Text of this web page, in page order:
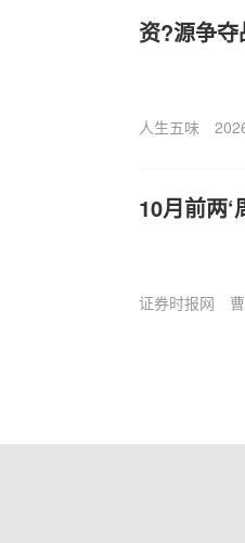
资?源争
人生五味
10月前两
证券时报网